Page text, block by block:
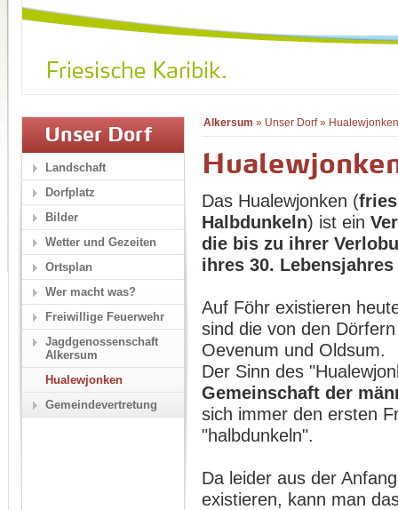
Alkersum » Unser Dorf» Hualewjonken
Das Hualewjonken (
Halbdunkeln) ist ein
die bis zu ihrer
ihres 30.
Auf Föhr existieren
sind die von den
Oevenum und Oldsum.
Der Sinn des
Gemeinschaft der
sich immer den ersten
"halbdunkeln".
Da leider aus der
existieren, kann man
Unser Dorf
Landschaft
Dorfplatz
Bilder
Wetter und Gezeiten
Ortsplan
Wer macht was?
Freiwillige Feuerwehr
Jagdgenossenschaft
Alkersum
Hualewjonken
Gemeindevertretung